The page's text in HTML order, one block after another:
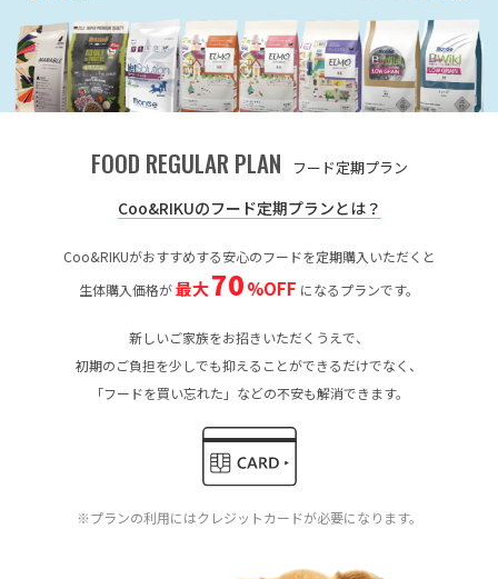
FOOD REGULAR PLAN フード定期プラン
Coo&RIKUのフード定期プランとは？
Coo&RIKUがおすすめする安心のフードを定期購入いただくと
生体購入価格が最大70%OFF になるプランです。
新しいご家族をお招きいただくうえで、
初期のご負担を少しでも抑えることができるだけでなく、
「フードを買い忘れた」などの不安も解消できます。
※プランの利用にはクレジットカードが必要になります。